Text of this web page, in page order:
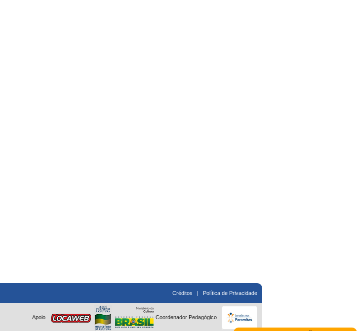
Créditos | Política de Privacidade
Apoio Coordenador Pedagógico